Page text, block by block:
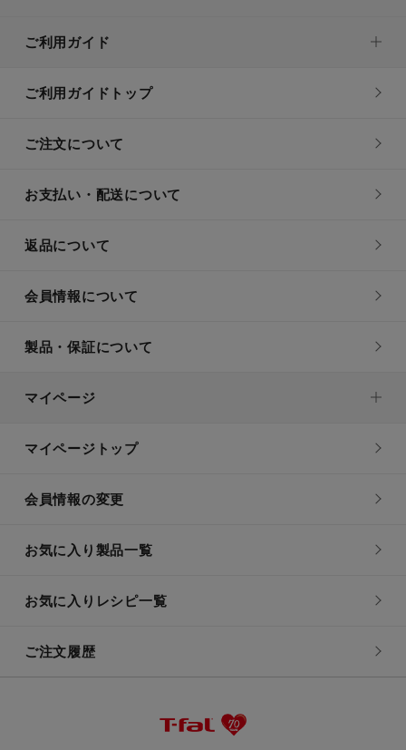
ご利用ガイド
ご利用ガイドトップ
ご注文について
お支払い・配送について
返品について
会員情報について
製品・保証について
マイページ
マイページトップ
会員情報の変更
お気に入り製品一覧
お気に入りレシピ一覧
ご注文履歴